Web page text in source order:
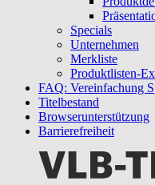
Specials
Unternehmen
Merkliste
Produktlisten-
FAQ: Vereinfachung
Titelbestand
Browserunterstützung
Barrierefreiheit